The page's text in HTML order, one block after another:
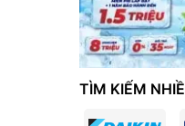
TÌM KIẾM